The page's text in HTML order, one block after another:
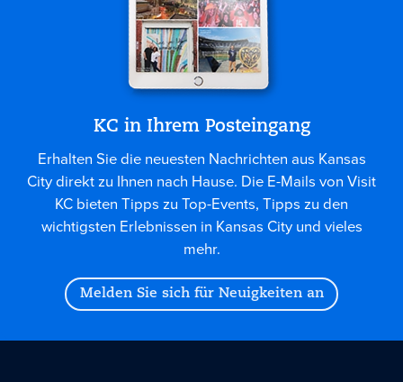
KC in Ihrem Posteingang
Erhalten Sie die neuesten Nachrichten aus Kansas
City direkt zu Ihnen nach Hause. Die E-Mails von Visit
KC bieten Tipps zu Top-Events, Tipps zu den
wichtigsten Erlebnissen in Kansas City und vieles
mehr.
Melden Sie sich für Neuigkeiten an